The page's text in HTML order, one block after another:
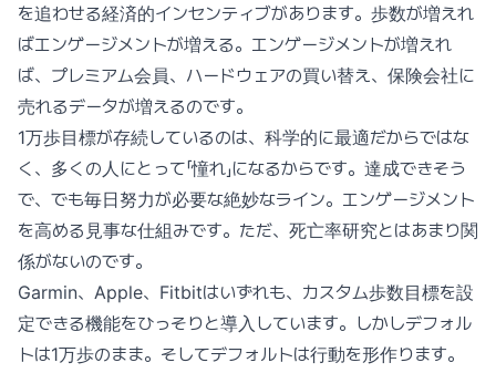
を追わせる経済的インセンティブがあります。歩数が増えれ
ばエンゲージメントが増える。エンゲージメントが増えれ
ば、プレミアム会員、ハードウェアの買い替え、保険会社に
売れるデータが増えるのです。
1万歩目標が存続しているのは、科学的に最適だからではな
く、多くの人にとって「憧れ」になるからです。達成できそう
で、でも毎日努力が必要な絶妙なライン。エンゲージメント
を高める見事な仕組みです。ただ、死亡率研究とはあまり関
係がないのです。
Garmin、Apple、Fitbitはいずれも、カスタム歩数目標を設
定できる機能をひっそりと導入しています。しかしデフォル
トは1万歩のまま。そしてデフォルトは行動を形作ります。